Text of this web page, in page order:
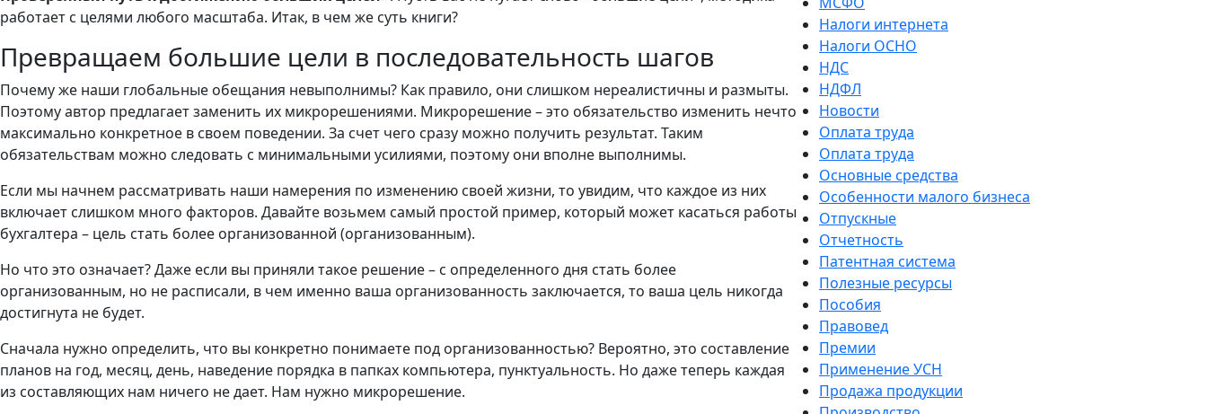
работает с целями любого масштаба. Итак, в чем же суть книги?
Превращаем большие цели в последовательность шагов
Почему же наши глобальные обещания невыполнимы? Как правило, они слишком нереалистичны и размыты.
Поэтому автор предлагает заменить их микрорешениями. Микрорешение – это обязательство изменить нечто
максимально конкретное в своем поведении. За счет чего сразу можно получить результат. Таким
обязательствам можно следовать с минимальными усилиями, поэтому они вполне выполнимы.
Если мы начнем рассматривать наши намерения по изменению своей жизни, то увидим, что каждое из них
включает слишком много факторов. Давайте возьмем самый простой пример, который может касаться работы
бухгалтера – цель стать более организованной (организованным).
Но что это означает? Даже если вы приняли такое решение – с определенного дня стать более
организованным, но не расписали, в чем именно ваша организованность заключается, то ваша цель никогда
достигнута не будет.
Сначала нужно определить, что вы конкретно понимаете под организованностью? Вероятно, это составление
планов на год, месяц, день, наведение порядка в папках компьютера, пунктуальность. Но даже теперь каждая
из составляющих нам ничего не дает. Нам нужно микрорешение.
Налоги интернета
Налоги ОСНО
НДС
НДФЛ
Новости
Оплата труда
Оплата труда
Основные средства
Особенности малого бизнеса
Отпускные
Отчетность
Патентная система
Полезные ресурсы
Пособия
Правовед
Премии
Применение УСН
Продажа продукции